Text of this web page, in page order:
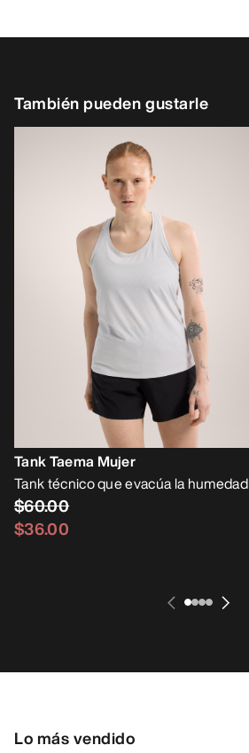
También pueden gustarle
Tank Taema Mujer
Tank técnico que evacúa la humedad
$60.00
$36.00
Lo más vendido